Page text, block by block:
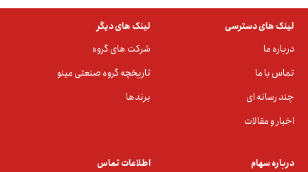
لینک های دسترسی
درباره ما
تماس با ما
چند رسانه ای
اخبار و مقالات
لینک های دیگر
شرکت های گروه
تاریخچه گروه صنعتی مینو
برندها
درباره سهام اطلاعات تماس